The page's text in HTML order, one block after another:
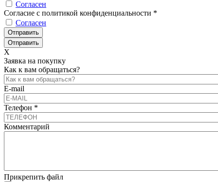
Согласен
Согласие с политикой конфиденциальности *
Согласен
X
Заявка на покупку
Как к вам обращаться?
E-mail
Телефон *
Комментарий
Прикрепить файл